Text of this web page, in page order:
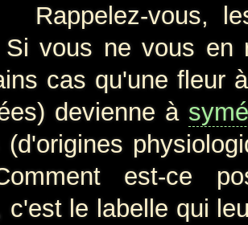
vous, les
vous ne vous en
cas qu'une fleur
devienne à
est-ce
c'est le labelle qui